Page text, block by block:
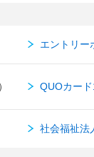
エントリー
QUOカー
社会福祉法